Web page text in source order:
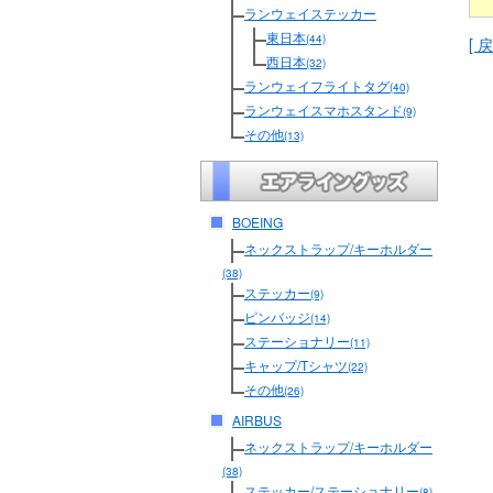
ランウェイステッカー
東日本(44)
西日本(32)
ランウェイフライトタグ(40)
ランウェイスマホスタンド(9)
その他(13)
BOEING
ネックストラップ/キーホルダー
(38)
ステッカー(9)
ピンバッジ(14)
ステーショナリー(11)
キャップ/Tシャツ(22)
その他(26)
AIRBUS
ネックストラップ/キーホルダー
(38)
[